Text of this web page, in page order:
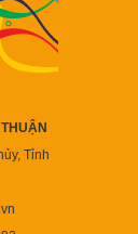
Tỉnh